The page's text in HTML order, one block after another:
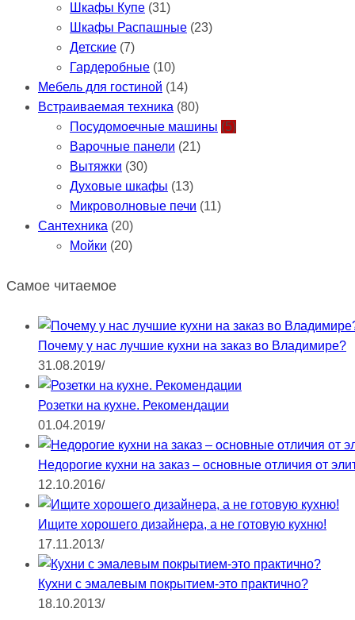
Шкафы Купе (31)
Шкафы Распашные (23)
Детские (7)
Гардеробные (10)
Мебель для гостиной (14)
Встраиваемая техника (80)
Посудомоечные машины (5)
Варочные панели (21)
Вытяжки (30)
Духовые шкафы (13)
Микроволновые печи (11)
Сантехника (20)
Мойки (20)
Самое читаемое
Почему у нас лучшие кухни на заказ во Владимире?
31.08.2019/
Розетки на кухне. Рекомендации
01.04.2019/
Недорогие кухни на заказ – основные отличия от
12.10.2016/
Ищите хорошего дизайнера, а не готовую кухню!
17.11.2013/
Кухни с эмалевым покрытием-это практично?
18.10.2013/